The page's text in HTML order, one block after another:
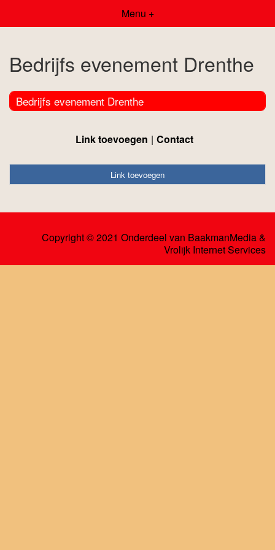
Menu +
Bedrijfs evenement Drenthe
Bedrijfs evenement Drenthe
Link toevoegen Contact
Link toevoegen
Copyright © 2021 Onderdeel van BaakmanMedia&
Vrolijk Internet Services